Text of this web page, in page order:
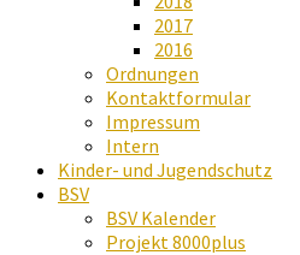
2017
2016
Ordnungen
Kontaktformular
Impressum
Intern
Kinder- und Jugendschutz
BSV
BSV Kalender
Projekt 8000plus